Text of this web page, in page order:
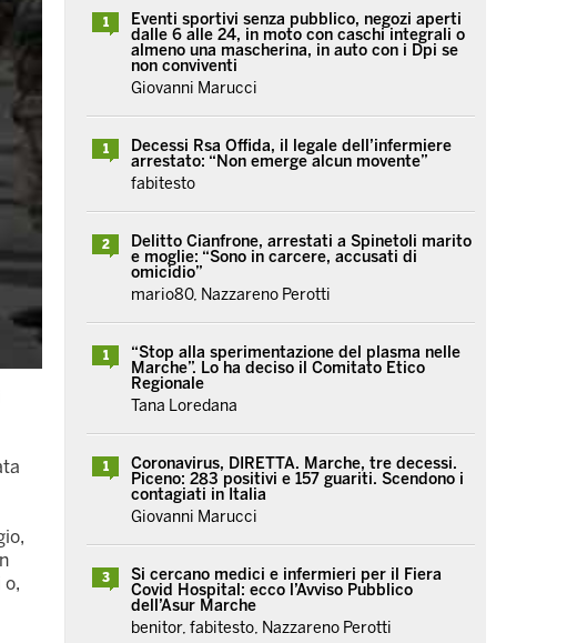
1
Eventi sportivi senza pubblico, negozi aperti
dalle 6 alle 24, in moto con caschi integrali o
almeno una mascherina, in auto con i Dpi se
non conviventi
Giovanni Marucci
1
Decessi Rsa Offida, il legale dell’infermiere
arrestato: “Non emerge alcun movente”
fabitesto
2
Delitto Cianfrone, arrestati a Spinetoli marito
e moglie: “Sono in carcere, accusati di
omicidio”
mario80, Nazzareno Perotti
1
“Stop alla sperimentazione del plasma nelle
Marche”. Lo ha deciso il Comitato Etico
Regionale
Tana Loredana
1
Coronavirus, DIRETTA. Marche, tre decessi.
Piceno: 283 positivi e 157 guariti. Scendono i
contagiati in Italia
Giovanni Marucci
3
Si cercano medici e infermieri per il Fiera
Covid Hospital: ecco l’Avviso Pubblico
dell’Asur Marche
benitor, fabitesto, Nazzareno Perotti